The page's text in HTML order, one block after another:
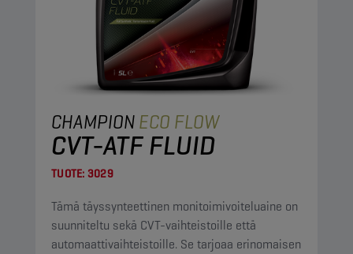
CHAMPIONECO FLOW
CVT-ATF FLUID
TUOTE: 3029
Tämä täyssynteettinen monitoimivoiteluaine on
suunniteltu sekä CVT-vaihteistoille että
automaattivaihteistoille. Se tarjoaa erinomaisen